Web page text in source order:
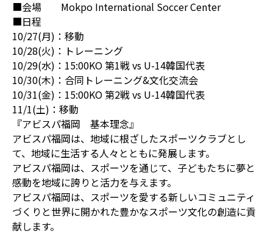
■会場 Mokpo International Soccer Center
■日程
10/27(月)：移動
10/28(火)：トレーニング
10/29(水)：15:00KO 第1戦 vs U-14韓国代表
10/30(木)：合同トレーニング&文化交流会
10/31(金)：15:00KO 第2戦 vs U-14韓国代表
11/1(土)：移動
『アビスパ福岡 基本理念』
アビスパ福岡は、地域に根ざしたスポーツクラブとし
て、地域に生活する人々とともに発展します。
アビスパ福岡は、スポーツを通じて、子どもたちに夢と
感動を地域に誇りと活力を与えます。
アビスパ福岡は、スポーツを愛する新しいコミュニティ
づくりと世界に開かれた豊かなスポーツ文化の創造に貢
献します。